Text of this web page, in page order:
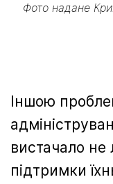
Фото надане
Іншою
вистачало
підтримки